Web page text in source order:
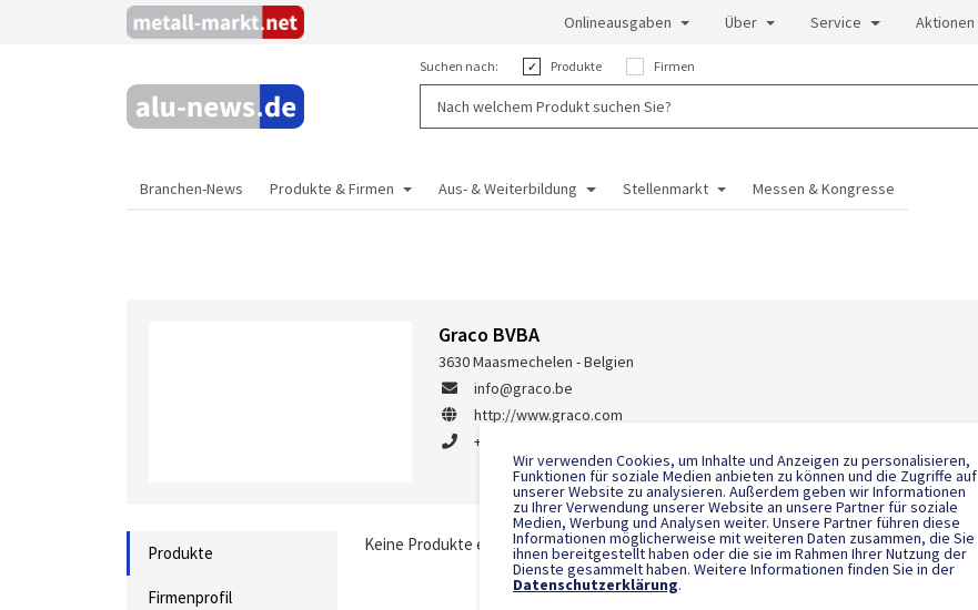
Onlineausgaben Über Service Aktionen
Suchen nach: Produkte Firmen
Branchen-News Produkte & Firmen Aus- & Weiterbildung Stellenmarkt Messen & Kongresse
Graco BVBA
3630 Maasmechelen - Belgien
info@graco.be
http://www.graco.com
+32-(0)89-770 700
Produkte
Firmenprofil
Keine Produkte eingetragen.
Wir verwenden Cookies, um Inhalte und Anzeigen zu personalisieren,
Funktionen für soziale Medien anbieten zu können und die Zugriffe auf
unserer Website zu analysieren. Außerdem geben wir Informationen
zu Ihrer Verwendung unserer Website an unsere Partner für soziale
Medien, Werbung und Analysen weiter. Unsere Partner führen diese
Informationen möglicherweise mit weiteren Daten zusammen, die Sie
ihnen bereitgestellt haben oder die sie im Rahmen Ihrer Nutzung der
Dienste gesammelt haben. Weitere Informationen finden Sie in der
Datenschutzerklärung.